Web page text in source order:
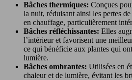
Bâches thermiques: Conçues
la nuit, réduisant ainsi les pertes
en chauffage, particulièrement
Bâches réfléchissantes: Elles
l’intérieur et favorisent une
ce qui bénéficie aux plantes qui
lumière.
Bâches ombrantes: Utilisées en
chaleur et de lumière, évitant les